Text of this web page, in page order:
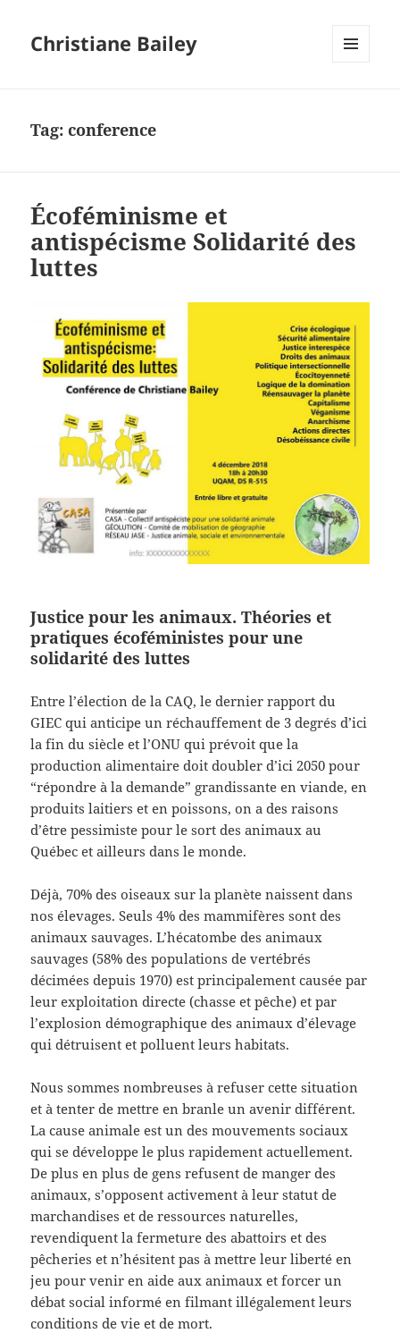
Christiane Bailey
Tag:conference
Écoféminisme et
antispécisme Solidarité des
luttes
Justice pour les animaux. Théories et
pratiques écoféministes pour une
solidarité des luttes
Entre l’élection de la CAQ, le dernier rapport du
GIEC qui anticipe un réchauffement de 3 degrés d’ici
la fin du siècle et l’ONU qui prévoit que la
production alimentaire doit doubler d’ici 2050 pour
“répondre à la demande” grandissante en viande, en
produits laitiers et en poissons, on a des raisons
d’être pessimiste pour le sort des animaux au
Québec et ailleurs dans le monde.
Déjà, 70% des oiseaux sur la planète naissent dans
nos élevages. Seuls 4% des mammifères sont des
animaux sauvages. L’hécatombe des animaux
sauvages (58% des populations de vertébrés
décimées depuis 1970) est principalement causée par
leur exploitation directe (chasse et pêche) et par
l’explosion démographique des animaux d’élevage
qui détruisent et polluent leurs habitats.
Nous sommes nombreuses à refuser cette situation
et à tenter de mettre en branle un avenir différent.
La cause animale est un des mouvements sociaux
qui se développe le plus rapidement actuellement.
De plus en plus de gens refusent de manger des
animaux, s’opposent activement à leur statut de
marchandises et de ressources naturelles,
revendiquent la fermeture des abattoirs et des
pêcheries et n’hésitent pas à mettre leur liberté en
jeu pour venir en aide aux animaux et forcer un
débat social informé en filmant illégalement leurs
conditions de vie et de mort.